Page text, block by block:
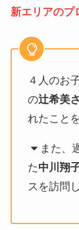
新エリアのプ
４人のお
の辻希美
れたこと
また、
た中川翔
スを訪問